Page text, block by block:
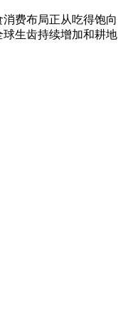
费布局正从吃得饱向
生齿持续增加和耕地